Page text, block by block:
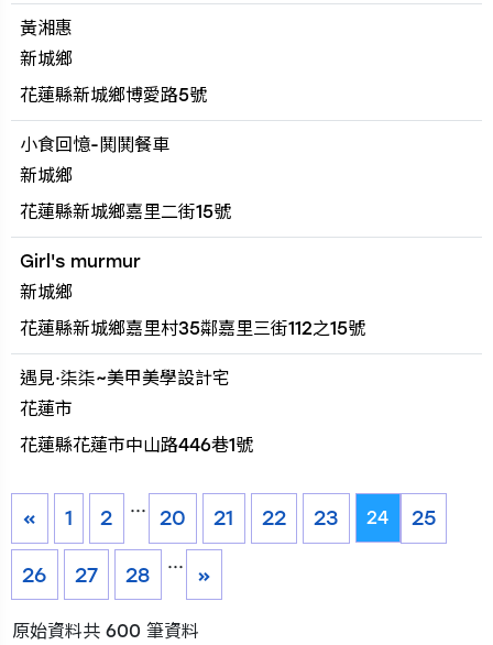
黃湘惠
新城鄉
花蓮縣新城鄉博愛路5號
小食回憶-鬨鬨餐車
新城鄉
花蓮縣新城鄉嘉里二街15號
Girl's murmur
新城鄉
花蓮縣新城鄉嘉里村35鄰嘉里三街112之15號
遇見·柒柒~美甲美學設計宅
花蓮市
花蓮縣花蓮市中山路446巷1號
« 1 2
...
20 21 22 23 24 25
26 27 28
...
»
原始資料共 600 筆資料